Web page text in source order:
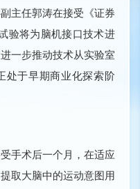
任郭涛在接受《证券
验将为脑机接口技术进
一步推动技术从实验室
处于早期商业化探索阶
术后一个月，在适应
取大脑中的运动意图用